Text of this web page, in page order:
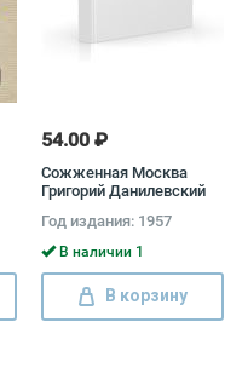
54.00 ₽
Сожженная Москва
Григорий Данилевский
Год издания: 1957
В наличии 1
В корзину